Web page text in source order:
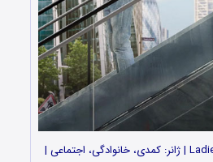
– Ladies First | ژانر: کمدی، خانوادگی، اجتماعی |